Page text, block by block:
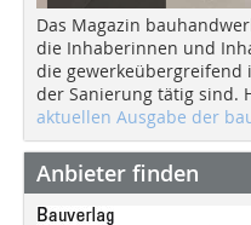
Das Magazin
die Inhaberinnen und
die gewerkeübergreifend
der Sanierung tätig sind.
aktuellen Ausgabe der
Anbieter finden